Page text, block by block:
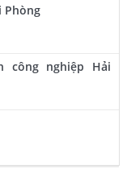
Phòng
công nghiệp Hải